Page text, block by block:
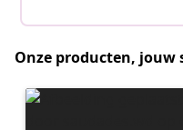
Onze producten,